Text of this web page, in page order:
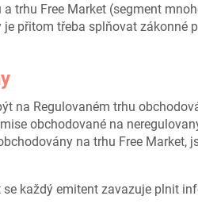
trhu Free Market (segment
přitom třeba splňovat zákonné
na Regulovaném trhu
obchodované na
na trhu Free Market,
každý emitent zavazuje plnit